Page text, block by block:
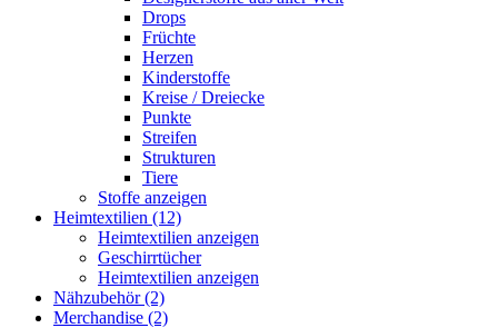
Drops
Früchte
Herzen
Kinderstoffe
Kreise / Dreiecke
Punkte
Streifen
Strukturen
Tiere
Stoffe anzeigen
Heimtextilien (12)
Heimtextilien anzeigen
Geschirrtücher
Heimtextilien anzeigen
Nähzubehör (2)
Merchandise (2)